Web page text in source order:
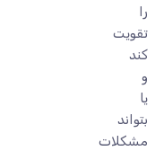
را
تقویت
کند
و
یا
بتواند
مشکلات